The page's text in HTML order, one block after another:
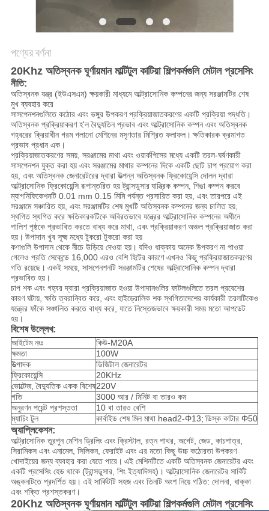
গোপনীয়তা
নীতি
পণ্যের বর্ণনা
20Khz অতিস্বনক ঘূর্ণায়মান মাল্টিটুল কাটিয়া শিল্পকর্মগুলি মেটাল প্রসেসিং
নীতি:
অতিস্বনক যন্ত্র (ইউএসএম) ক্ষয়কারী মাধ্যমে আল্ট্রাসোনিক কম্পনের জন্য সরঞ্জামটির শেষ
মুখ ব্যবহার করে
সাসপেনশনগুলিতে কঠোর এবং ভঙ্গুর উপকরণ প্রক্রিয়াজাতকরণের একটি প্রক্রিয়া পদ্ধতি।
অতিস্বনক প্রক্রিয়াকরণ হ'ল বৈদ্যুতিন প্রভাব এবং আল্ট্রাসোনিক কম্পন এবং অতিস্বনক
গহ্বরের ক্রিয়াধীন গরম গলানো মেশিনের মসৃণতার মিশ্রিত ফলাফল। ক্ষতিকারক ক্রমাগত
প্রভাব প্রধান এক।
প্রক্রিয়াজাতকরণের সময়, সরঞ্জামের মাথা এবং ওয়ার্কপিসের মধ্যে একটি তরল-ঘর্ষণকারী
সাসপেনশন যুক্ত করা হয় এবং সরঞ্জামের মাথার কম্পনের দিকে একটি ছোট চাপ প্রয়োগ করা
হয়, এবং অতিস্বনক জেনারেটরের দ্বারা উত্পন্ন অতিস্বনক ফ্রিকোয়েন্সি দোলন দ্বারা
আল্ট্রাসোনিক ফ্রিকোয়েন্সি রূপান্তরিত হয় ট্রান্সডুসারযান্ত্রিক কম্পন, শিঙা কম্পন করবে
ম্যাগনিফিকেশনটি 0.01 mm 0.15 মিমি পর্যন্ত প্রসারিত করা হয়, এবং তারপরে এই
সরঞ্জামে সঞ্চারিত হয়, এবং সরঞ্জামটির শেষ মুখটি অতিস্বনক কম্পনের জন্য চালিত হয়,
স্থগিত স্থগিত করে ক্ষতিকারকটিকে অবিরতভাবে যন্ত্রের আল্ট্রাসোনিক কম্পনের অধীনে
পালিশ পৃষ্ঠকে প্রভাবিত করতে বাধ্য করে মাথা, এবং প্রক্রিয়াকরণ অঞ্চল প্রক্রিয়াজাত করা
হয়। উপাদান খুব সূক্ষ্ম মধ্যে টুকরো টুকরো করা হয়
কণাগুলি উপাদান থেকে নীচে উড়িয়ে দেওয়া হয়। যদিও ধাক্কায় অনেক উপকরণ না পাওয়া
গেলেও প্রতি সেকেন্ডে 16,000 এরও বেশি হিটের কারণে এখনও কিছু প্রক্রিয়াজাতকরণের
গতি রয়েছে। একই সময়ে, সাসপেনশনটি সরঞ্জামটির শেষের আল্ট্রাসোনিক কম্পন দ্বারা
প্রভাবিত হয়।
চাপ শক এবং গহ্বর দ্বারা প্রক্রিয়াজাত হওয়া উপাদানগুলির ফাটলগুলিতে তরল প্রবেশের
কারণ ঘটায়, ক্ষতি ত্বরান্বিত করে, এবং হাইড্রোলিক শক স্থগিতাদেশের কার্যকারী তরলটিকেও
যন্ত্রের ফাঁকে সঞ্চালিত করতে বাধ্য করে, যাতে নিস্তেজভাবে ক্ষয়কারী সময় মতো আপডেট
হয়।
বিশেষ উল্লেখ:
আইটেম নংঃ
কিউ-M20A
ক্ষমতা
100W
উত্পাদক
ডিজিটাল জেনারেটর
ফ্রিকোয়েন্সি
20KHz
ভোল্টেজ, বৈদ্যুতিক একক বিশেষ220V
গতি
3000 আর / মিনিট বা তারও কম
অনুরণন পয়েন্ট প্রশস্ততা
10 বা তারও বেশি
ম্যাচিং টুল
কার্বাইড শেষ মিল মাথা head2-Φ13; ডিস্ক কাটার Φ50
অ্যাপ্লিকেশন:
আল্ট্রাসোনিক তুরপুন মেশিন ড্রিলিং এবং ক্রিস্টাল, রত্ন পাথর, অগেট, জেড, কাচপাত্র,
সিরামিকস এবং এনামেল, সিলিকন, ফেরাইট এবং এর মতো কিছু উচ্চ কঠোরতা উপকরণ
খোদাইয়ের জন্য ব্যবহার করা যেতে পারে। এই মেশিনটিতে একটি অতিস্বনক জেনারেটর এবং
একটি প্রসেসিং হেড থাকে (ট্রান্সডুসার, শিং ইত্যাদিসহ)। আল্ট্রাসোনিক জেনারেটর সার্কিট
অঙ্কনটিতে প্রদর্শিত হয়। এই সার্কিটটি সহজ এবং তিনটি অংশ নিয়ে গঠিত: দোলনা, ধাক্কা
এবং শক্তি প্রশস্তকরণ।
20Khz অতিস্বনক ঘূর্ণায়মান মাল্টিটুল কাটিয়া শিল্পকর্মগুলি মেটাল প্রসেসিং